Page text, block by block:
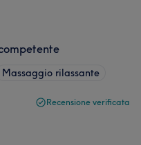
Massaggio rilassante
Recensione verificata